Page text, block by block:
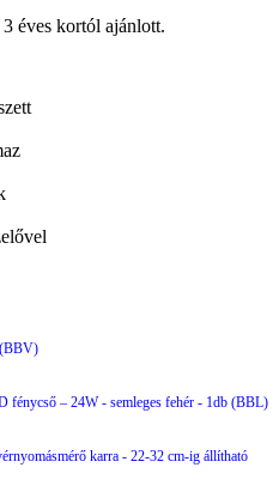
éves kortól ajánlott.
(BBV)
fénycső – 24W - semleges fehér - 1db (BBL)
karra - 22-32 cm-ig állítható